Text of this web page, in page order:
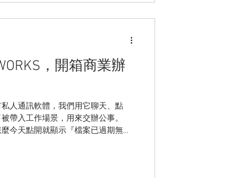
，開箱商業辦
人通訊軟體，我們用它聊天、點
帶入工作場景，用來交辦公事。
今天點開就顯示『檔案已過期無法